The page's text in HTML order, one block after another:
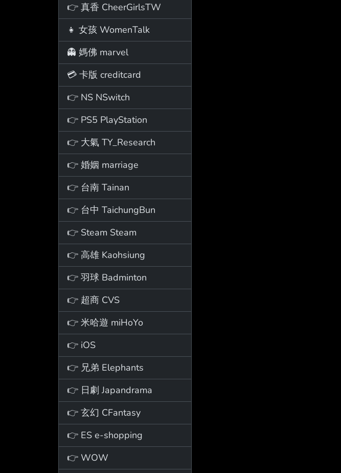
👉 真香 CheerGirlsTW
👧 女孩 WomenTalk
👻 媽佛 marvel
💳 卡版 creditcard
👉 NS NSwitch
👉 PS5 PlayStation
👉 大氣 TY_Research
👉 婚姻 marriage
👉 台南 Tainan
👉 台中 TaichungBun
👉 Steam Steam
👉 高雄 Kaohsiung
👉 羽球 Badminton
👉 超商 CVS
👉 米哈遊 miHoYo
👉 iOS
👉 兄弟 Elephants
👉 日劇 Japandrama
👉 玄幻 CFantasy
👉 ES e-shopping
👉 WOW